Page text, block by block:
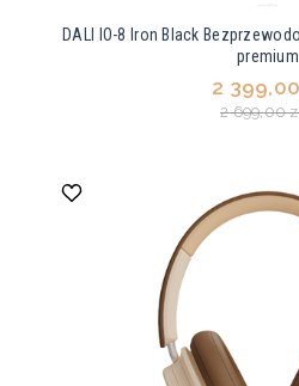
DALI IO-8 Iron Black
premium
2
2 699,00